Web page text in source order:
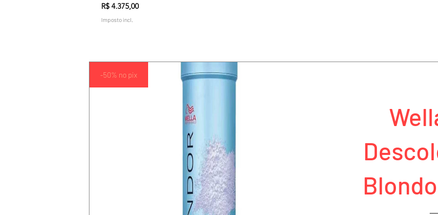
Preço
R$ 4.375,00
Imposto incl.
-50% no pix